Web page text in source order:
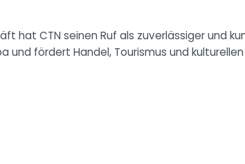
hat CTN seinen Ruf als zuverlässiger und
und fördert Handel, Tourismus und